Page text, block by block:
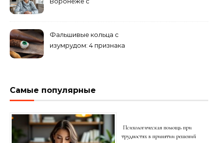
Фальшивые кольца с
изумрудом: 4 признака
Самые популярные
Психологическая помощь при
трудностях в принятии решений